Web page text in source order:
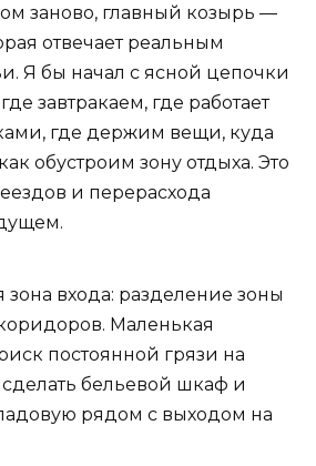
заново, главный козырь —
отвечает реальным
Я бы начал с ясной цепочки
завтракаем, где работает
где держим вещи, куда
обустроим зону отдыха. Это
и перерасхода
входа: разделение зоны
Маленькая
постоянной грязи на
бельевой шкаф и
рядом с выходом на